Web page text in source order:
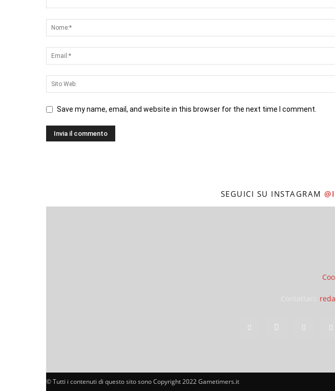
Save my name, email, and website in this browser for the next time I comment.
SEGUICI SU INSTAGRAM
© Tutti i contenuti di questo sito sono Copyright 2022 Gametimers.it